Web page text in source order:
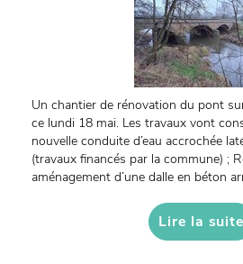
Un chantier de rénovation du pont
ce lundi 18 mai. Les travaux vont
nouvelle conduite d’eau accrochée
(travaux financés par la commune) ;
aménagement d’une dalle en béton
Lire la suite